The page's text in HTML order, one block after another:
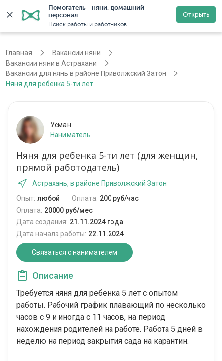
Помогатель - няни, домашний
персонал
Поиск работы и работников
Открыть
Астрахань Регистрация
Главная
Вакансии няни
Вакансии няни в Астрахани
Вакансии для нянь в районе Приволжский Затон
Няня для ребенка 5-ти лет
Усман
Наниматель
Няня для ребенка 5-ти лет (для женщин,
прямой работодатель)
Астрахань, в районе Приволжский Затон
Опыт: любой Оплата: 200 руб/час
Оплата: 20000 руб/мес
Дата создания: 21.11.2024 года
Дата начала работы: 22.11.2024
Связаться с нанимателем
Описание
Требуется няня для ребенка 5 лет с опытом
работы. Рабочий график плавающий по несколько
часов с 9 и иногда с 11 часов, на период
нахождения родителей на работе. Работа 5 дней в
неделю на период закрытия сада на карантин.